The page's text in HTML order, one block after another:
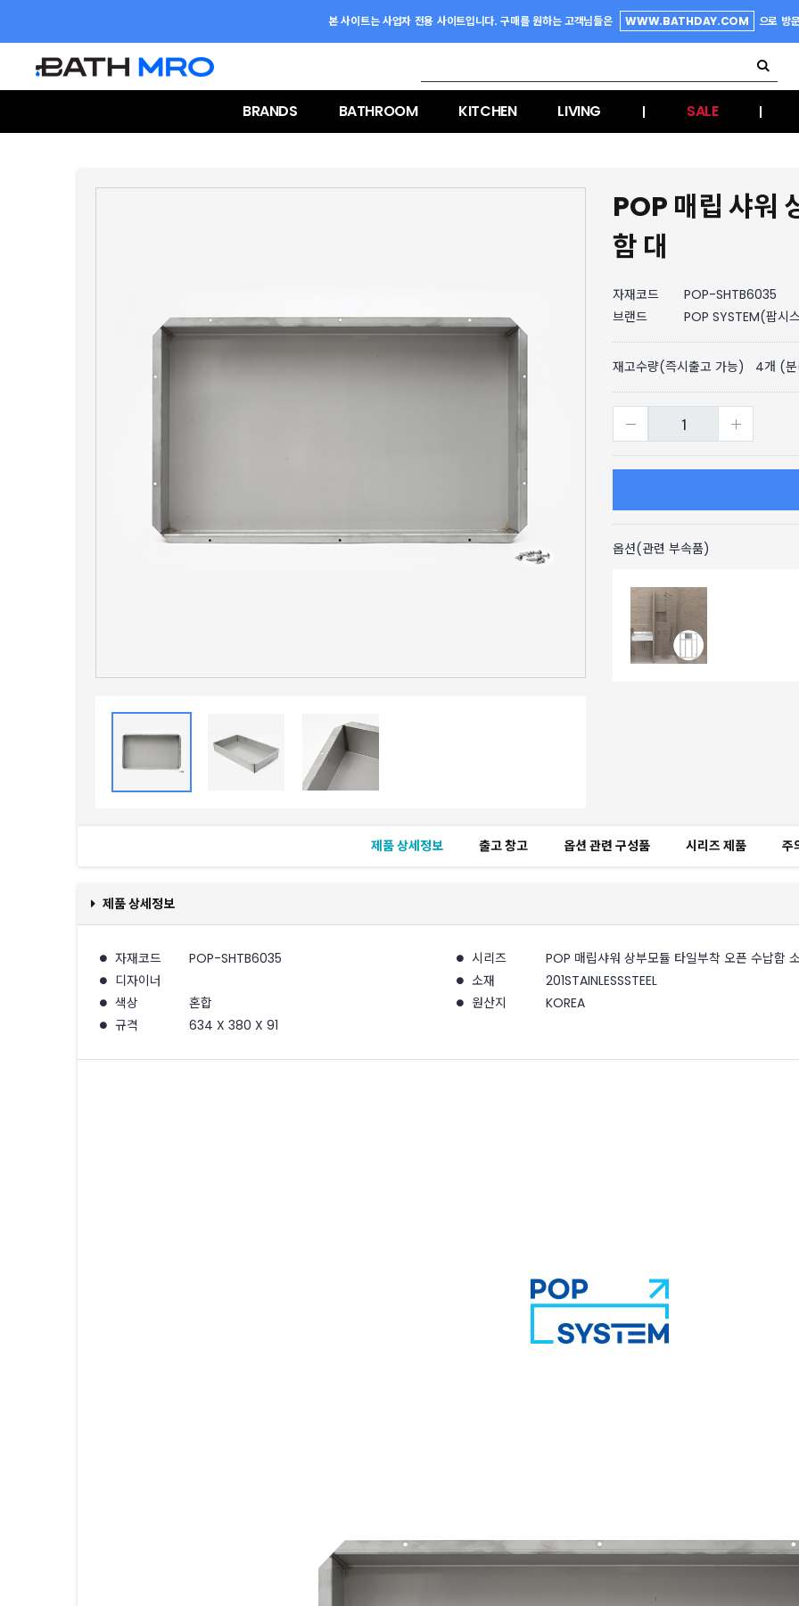
본 사이트는 사업자 전용 사이트입니다. 구매를 원하는 고객님들은 WWW.BATHDAY.COM 으로 방
BRANDS BATHROOM KITCHEN LIVING | SALE |
POP 매립 샤워
함 대
자재코드
POP-SHTB6035
브랜드
POP SYSTEM(팝시
재고수량(즉시출고 가능) 4개 (
옵션(관련 부속품)
제품 상세정보 출고 창고 옵션 관련 구성품 시리즈 제품 주
제품 상세정보
자재코드 POP-SHTB6035 시리즈
POP 매립샤워 상부모듈 타일부착 오픈 수납함
디자이너
소재
201STAINLESSSTEEL
색상
혼합 원산지
KOREA
규격
634 X 380 X 91